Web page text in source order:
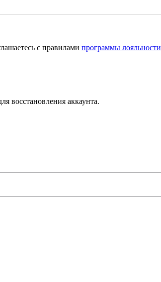
с правилами программы лояльности
восстановления аккаунта.